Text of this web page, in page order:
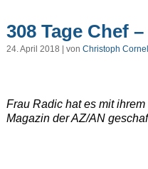
308 Tage Chef
24. April 2018 | von Christoph
Frau Radic hat es mit ihrem
Magazin der AZ/AN